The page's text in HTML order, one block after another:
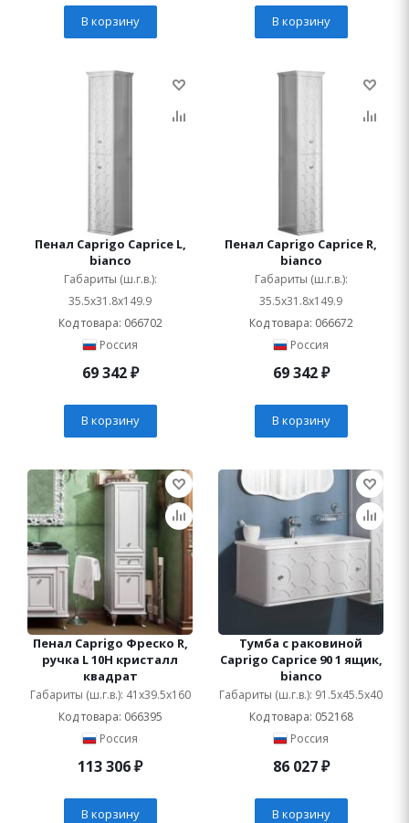
В корзину В корзину
Пенал Caprigo Caprice L,
bianco
Габариты (ш.г.в.):
35.5x31.8x149.9
Код товара: 066702
Россия
69 342₽
В корзину
Пенал Caprigo Caprice R,
bianco
Габариты (ш.г.в.):
35.5x31.8x149.9
Код товара: 066672
Россия
69 342₽
В корзину
Пенал Caprigo Фреско R,
ручка L 10H кристалл
квадрат
Габариты (ш.г.в.): 41x39.5x160
Код товара: 066395
Россия
113 306₽
В корзину
Тумба с раковиной
Caprigo Caprice 90 1 ящик,
bianco
Габариты (ш.г.в.): 91.5x45.5x40
Код товара: 052168
Россия
86 027₽
В корзину